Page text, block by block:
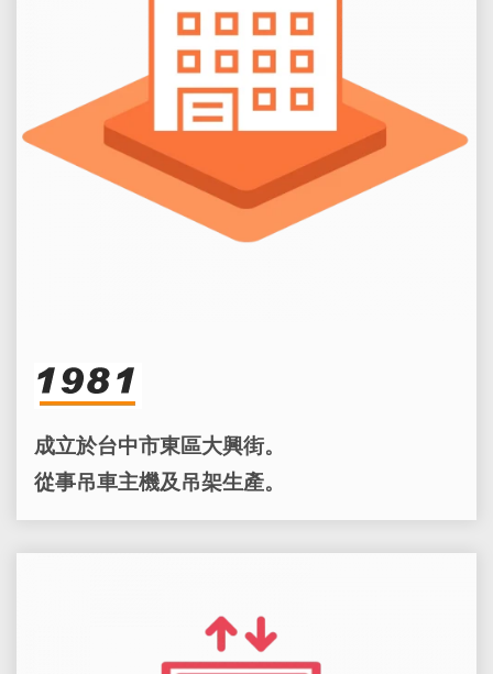
成立於台中市東區大興街。
從事吊車主機及吊架生產。